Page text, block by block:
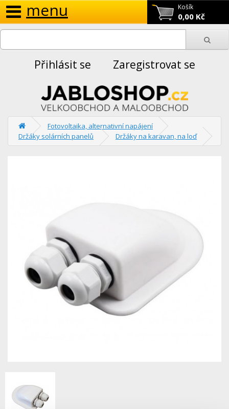
Košík
0,00 Kč
menu
Přihlásit se Zaregistrovat se
Fotovoltaika, alternativní napájení
Držáky solárních panelů
Držáky na karavan, na loď